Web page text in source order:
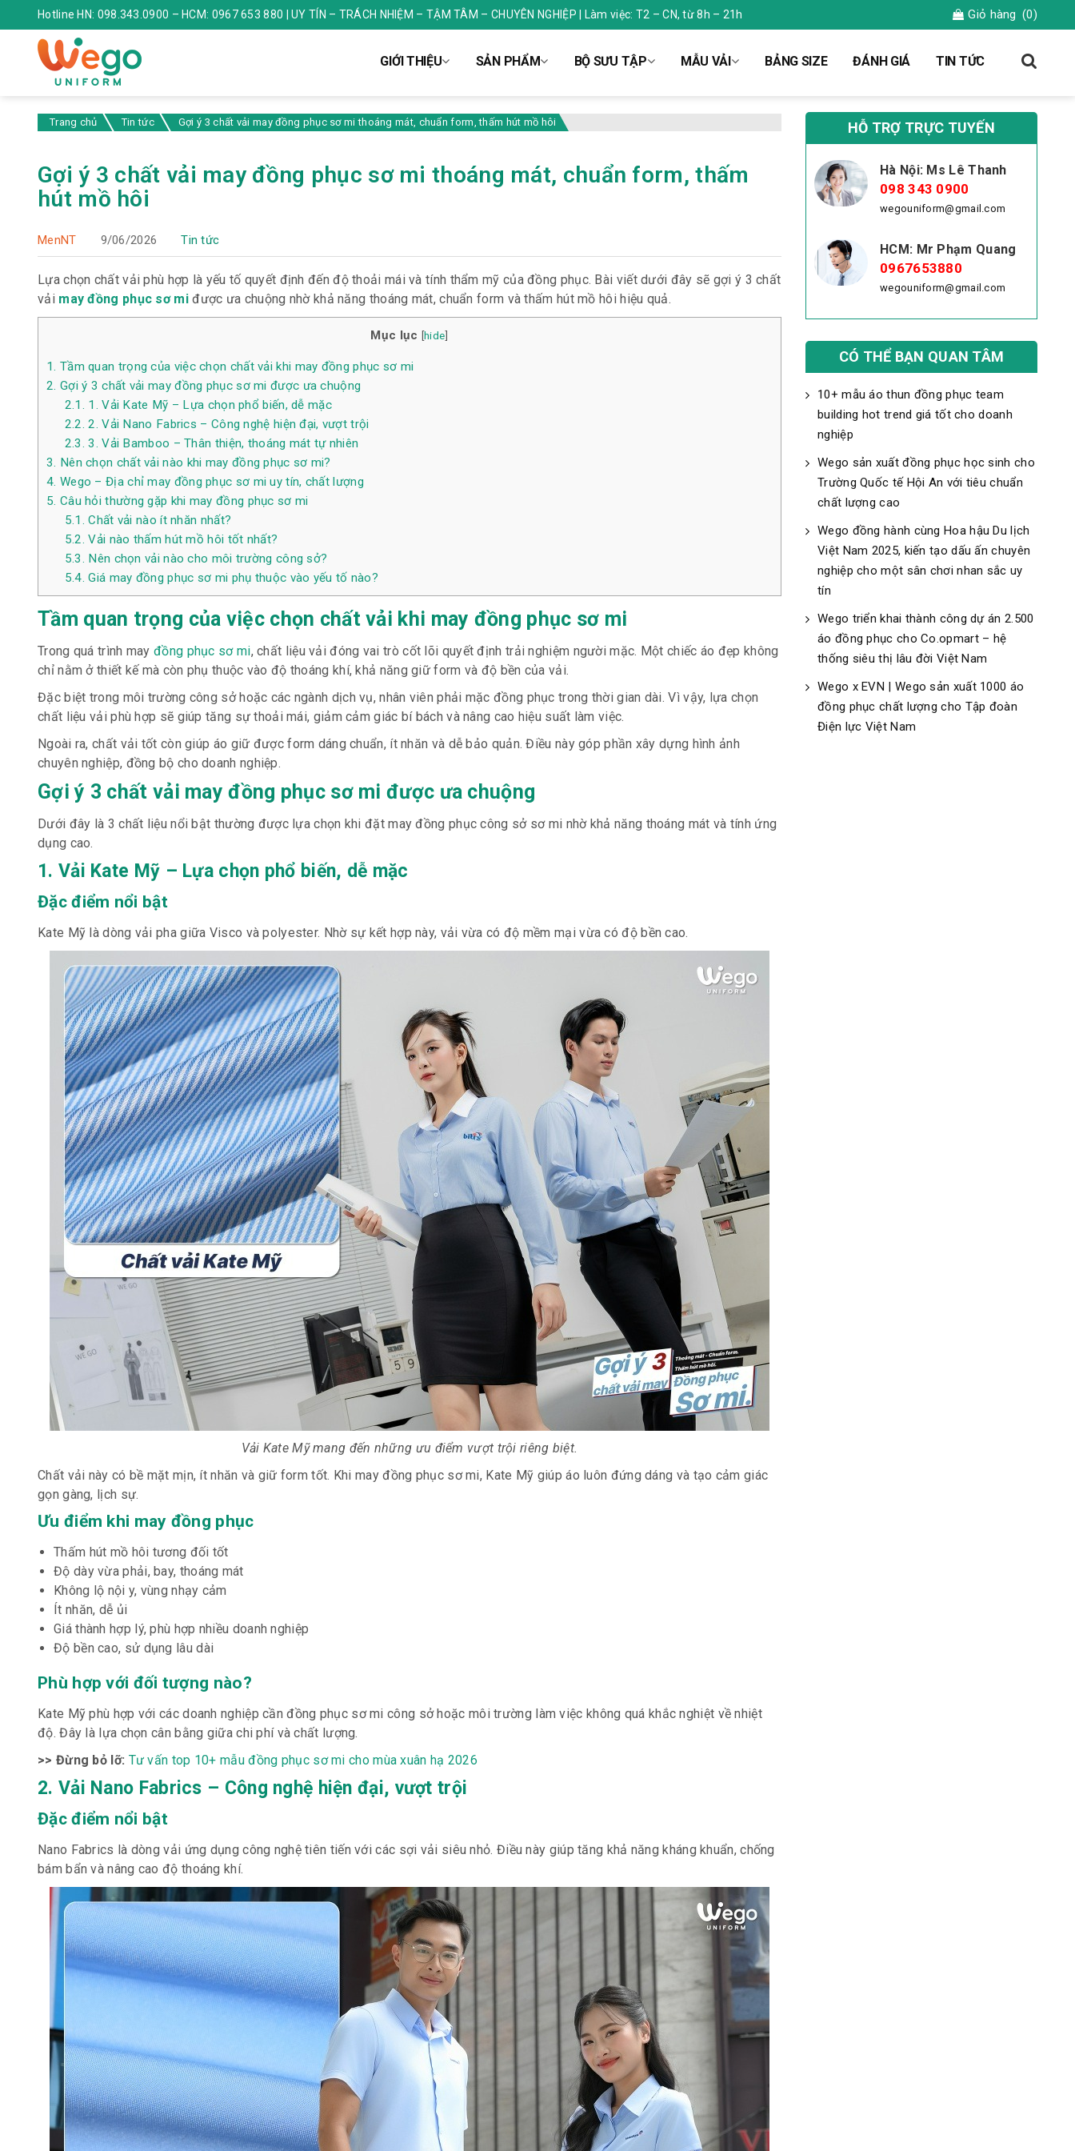
Hotline HN: 098.343.0900 – HCM: 0967 653 880 | UY TÍN – TRÁCH NHIỆM – TẬM TÂM – CHUYÊN NGHIỆP | Làm việc: T2 – CN, từ 8h – 21h Giỏ hàng (0)
GIỚI THIỆU SẢN PHẨM BỘ SƯU TẬP MẪU VẢI BẢNG SIZE ĐÁNH GIÁ TIN TỨC
Trang chủ Tin tức Gợi ý 3 chất vải may đồng phục sơ mi thoáng mát, chuẩn form, thấm hút mồ hôi
Gợi ý 3 chất vải may đồng phục sơ mi thoáng mát, chuẩn form, thấm
hút mồ hôi
MenNT 9/06/2026 Tin tức
Lựa chọn chất vải phù hợp là yếu tố quyết định đến độ thoải mái và tính thẩm mỹ của đồng phục. Bài viết dưới đây sẽ gợi ý 3 chất
vải may đồng phục sơ miđược ưa chuộng nhờ khả năng thoáng mát, chuẩn form và thấm hút mồ hôi hiệu quả.
Mục lục [hide]
1. Tầm quan trọng của việc chọn chất vải khi may đồng phục sơ mi
2. Gợi ý 3 chất vải may đồng phục sơ mi được ưa chuộng
2.1. 1. Vải Kate Mỹ – Lựa chọn phổ biến, dễ mặc
2.2. 2. Vải Nano Fabrics – Công nghệ hiện đại, vượt trội
2.3. 3. Vải Bamboo – Thân thiện, thoáng mát tự nhiên
3. Nên chọn chất vải nào khi may đồng phục sơ mi?
4. Wego – Địa chỉ may đồng phục sơ mi uy tín, chất lượng
5. Câu hỏi thường gặp khi may đồng phục sơ mi
5.1. Chất vải nào ít nhăn nhất?
5.2. Vải nào thấm hút mồ hôi tốt nhất?
5.3. Nên chọn vải nào cho môi trường công sở?
5.4. Giá may đồng phục sơ mi phụ thuộc vào yếu tố nào?
Tầm quan trọng của việc chọn chất vải khi may đồng phục sơ mi
Trong quá trình mayđồng phục sơ mi, chất liệu vải đóng vai trò cốt lõi quyết định trải nghiệm người mặc. Một chiếc áo đẹp không
chỉ nằm ở thiết kế mà còn phụ thuộc vào độ thoáng khí, khả năng giữ form và độ bền của vải.
Đặc biệt trong môi trường công sở hoặc các ngành dịch vụ, nhân viên phải mặc đồng phục trong thời gian dài. Vì vậy, lựa chọn
chất liệu vải phù hợp sẽ giúp tăng sự thoải mái, giảm cảm giác bí bách và nâng cao hiệu suất làm việc.
Ngoài ra, chất vải tốt còn giúp áo giữ được form dáng chuẩn, ít nhăn và dễ bảo quản. Điều này góp phần xây dựng hình ảnh
chuyên nghiệp, đồng bộ cho doanh nghiệp.
Gợi ý 3 chất vải may đồng phục sơ mi được ưa chuộng
Dưới đây là 3 chất liệu nổi bật thường được lựa chọn khi đặt may đồng phục công sở sơ mi nhờ khả năng thoáng mát và tính ứng
dụng cao.
1. Vải Kate Mỹ – Lựa chọn phổ biến, dễ mặc
Đặc điểm nổi bật
Kate Mỹ là dòng vải pha giữa Visco và polyester. Nhờ sự kết hợp này, vải vừa có độ mềm mại vừa có độ bền cao.
Vải Kate Mỹ mang đến những ưu điểm vượt trội riêng biệt.
Chất vải này có bề mặt mịn, ít nhăn và giữ form tốt. Khi may đồng phục sơ mi, Kate Mỹ giúp áo luôn đứng dáng và tạo cảm giác
gọn gàng, lịch sự.
Ưu điểm khi may đồng phục
Thấm hút mồ hôi tương đối tốt
Độ dày vừa phải, bay, thoáng mát
Không lộ nội y, vùng nhạy cảm
Ít nhăn, dễ ủi
Giá thành hợp lý, phù hợp nhiều doanh nghiệp
Độ bền cao, sử dụng lâu dài
Phù hợp với đối tượng nào?
Kate Mỹ phù hợp với các doanh nghiệp cần đồng phục sơ mi công sở hoặc môi trường làm việc không quá khắc nghiệt về nhiệt
độ. Đây là lựa chọn cân bằng giữa chi phí và chất lượng.
>> Đừng bỏ lỡ: Tư vấn top 10+ mẫu đồng phục sơ mi cho mùa xuân hạ 2026
2. Vải Nano Fabrics – Công nghệ hiện đại, vượt trội
Đặc điểm nổi bật
Nano Fabrics là dòng vải ứng dụng công nghệ tiên tiến với các sợi vải siêu nhỏ. Điều này giúp tăng khả năng kháng khuẩn, chống
bám bẩn và nâng cao độ thoáng khí.
HỖ TRỢ TRỰC TUYẾN
Hà Nội: Ms Lê Thanh
098 343 0900
wegouniform@gmail.com
HCM: Mr Phạm Quang
0967653880
wegouniform@gmail.com
CÓ THỂ BẠN QUAN TÂM
10+ mẫu áo thun đồng phục team
building hot trend giá tốt cho doanh
nghiệp
Wego sản xuất đồng phục học sinh cho
Trường Quốc tế Hội An với tiêu chuẩn
chất lượng cao
Wego đồng hành cùng Hoa hậu Du lịch
Việt Nam 2025, kiến tạo dấu ấn chuyên
nghiệp cho một sân chơi nhan sắc uy
tín
Wego triển khai thành công dự án 2.500
áo đồng phục cho Co.opmart – hệ
thống siêu thị lâu đời Việt Nam
Wego x EVN | Wego sản xuất 1000 áo
đồng phục chất lượng cho Tập đoàn
Điện lực Việt Nam